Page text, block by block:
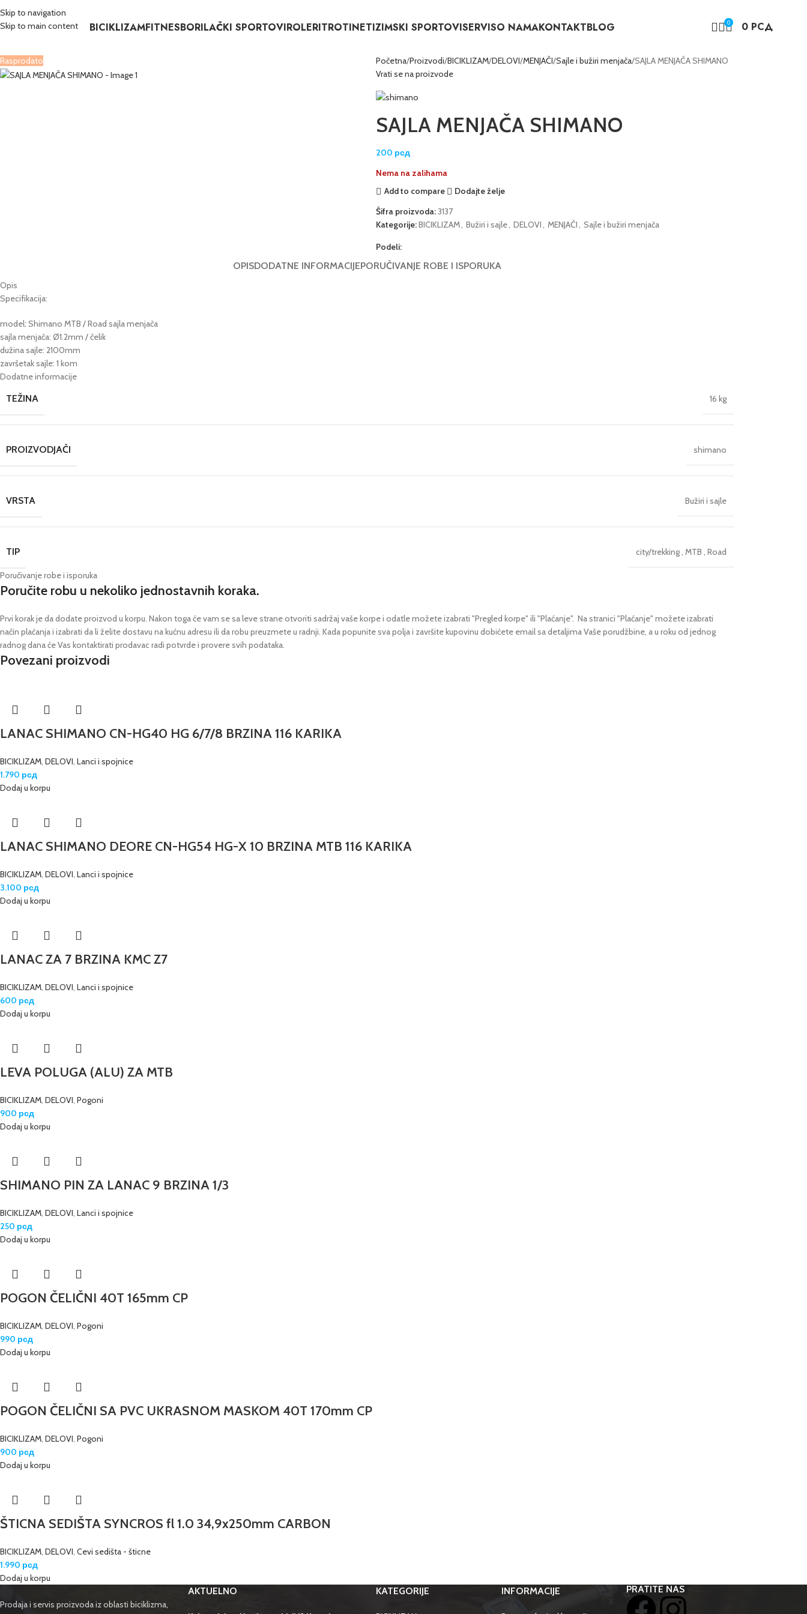
Skip to navigation
Skip to main content
BICIKLIZAMFITNESBORILAČKI SPORTOVIROLERITROTINETIZIMSKI SPORTOVISERVISO NAMAKONTAKTBLOG 0 0 РСД
Rasprodato Početna Proizvodi BICIKLIZAM DELOVI MENJAČI Sajle i bužiri menjača SAJLA MENJAČA SHIMANO
Vrati se na proizvode
SAJLA MENJAČA SHIMANO
200 рсд
Nema na zalihama
Add to compare
Dodajte želje
Šifra proizvoda:3137
Kategorije:BICIKLIZAM Bužiri i sajle DELOVI MENJAČI Sajle i bužiri menjača
Podeli:
OPISDODATNE INFORMACIJEPORUČIVANJE ROBE I ISPORUKA
Opis
Specifikacija:
model: Shimano MTB / Road sajla menjača
sajla menjača: Ø1.2mm / čelik
dužina sajle: 2100mm
završetak sajle: 1 kom
Dodatne informacije
TEŽINA 16 kg
PROIZVODJAČI shimano
VRSTA Bužiri i sajle
TIP city/trekking MTB Road
Poručivanje robe i isporuka
Poručite robu u nekoliko jednostavnih koraka.
Prvi korak je da dodate proizvod u korpu. Nakon toga će vam se sa leve strane otvoriti sadržaj vaše korpe i odatle možete izabrati "Pregled korpe" ili "Plaćanje". Na stranici "Plaćanje" možete izabrati
način plaćanja i izabrati da li želite dostavu na kućnu adresu ili da robu preuzmete u radnji. Kada popunite sva polja i završite kupovinu dobićete email sa detaljima Vaše porudžbine, a u roku od jednog
radnog dana će Vas kontaktirati prodavac radi potvrde i provere svih podataka.
Povezani proizvodi
LANAC SHIMANO CN-HG40 HG 6/7/8 BRZINA 116 KARIKA
BICIKLIZAM DELOVI Lanci i spojnice
1.790 рсд
Dodaj u korpu
LANAC SHIMANO DEORE CN-HG54 HG-X 10 BRZINA MTB 116 KARIKA
BICIKLIZAM DELOVI Lanci i spojnice
3.100 рсд
Dodaj u korpu
LANAC ZA 7 BRZINA KMC Z7
BICIKLIZAM DELOVI Lanci i spojnice
600 рсд
Dodaj u korpu
LEVA POLUGA (ALU) ZA MTB
BICIKLIZAM DELOVI Pogoni
900 рсд
Dodaj u korpu
SHIMANO PIN ZA LANAC 9 BRZINA 1/3
BICIKLIZAM DELOVI Lanci i spojnice
250 рсд
Dodaj u korpu
POGON ČELIČNI 40T 165mm CP
BICIKLIZAM DELOVI Pogoni
990 рсд
Dodaj u korpu
POGON ČELIČNI SA PVC UKRASNOM MASKOM 40T 170mm CP
BICIKLIZAM DELOVI Pogoni
900 рсд
Dodaj u korpu
ŠTICNA SEDIŠTA SYNCROS fl 1.0 34,9x250mm CARBON
BICIKLIZAM DELOVI Cevi sedišta - šticne
1.990 рсд
Dodaj u korpu
Prodaja i servis proizvoda iz oblasti biciklizma,
AKTUELNO KATEGORIJE INFORMACIJE PRATITE NAS